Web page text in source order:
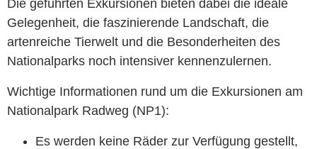
Die geführten Exkursionen bieten dabei die ideale
Gelegenheit, die faszinierende Landschaft, die
artenreiche Tierwelt und die Besonderheiten des
Nationalparks noch intensiver kennenzulernen.
Wichtige Informationen rund um die Exkursionen am
Nationalpark Radweg (NP1):
Es werden keine Räder zur Verfügung gestellt,